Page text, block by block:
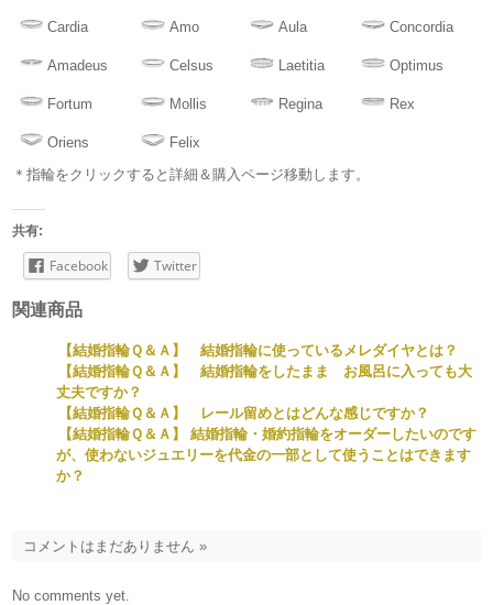
Cardia Amo Aula Concordia
Amadeus Celsus Laetitia Optimus
Fortum Mollis Regina Rex
Oriens
Felix
＊指輪をクリックすると詳細＆購入ページ移動します。
共有:
Facebook Twitter
関連商品
【結婚指輪Ｑ＆Ａ】 結婚指輪に使っているメレダイヤとは？
【結婚指輪Ｑ＆Ａ】 結婚指輪をしたまま お風呂に入っても大
丈夫ですか？
【結婚指輪Ｑ＆Ａ】 レール留めとはどんな感じですか？
【結婚指輪Ｑ＆Ａ】 結婚指輪・婚約指輪をオーダーしたいのです
が、使わないジュエリーを代金の一部として使うことはできます
か？
コメントはまだありません»
No comments yet.